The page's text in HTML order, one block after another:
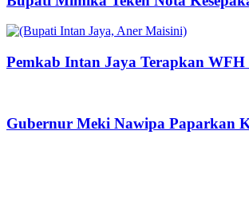
Pemkab Intan Jaya Terapkan
Gubernur Meki Nawipa Paparkan